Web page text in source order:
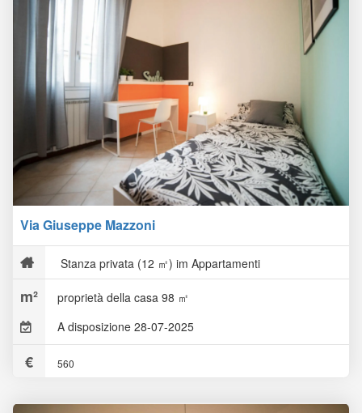
Via Giuseppe Mazzoni
Stanza privata (12 ㎡) im Appartamenti
proprietà della casa 98 ㎡
A disposizione 28-07-2025
560